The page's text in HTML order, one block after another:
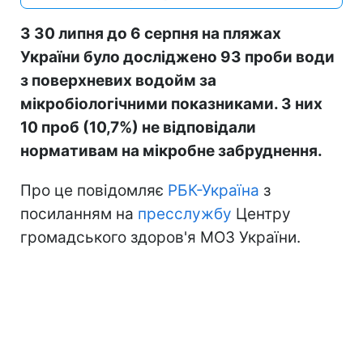
З 30 липня до 6 серпня на пляжах
України було досліджено 93 проби води
з поверхневих водойм за
мікробіологічними показниками. З них
10 проб (10,7%) не відповідали
нормативам на мікробне забруднення.
Про це повідомляє РБК-Україна з
посиланням на пресслужбу Центру
громадського здоров'я МОЗ України.